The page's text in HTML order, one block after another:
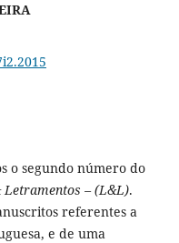
o segundo número do
Letramentos – (L&L).
referentes a
e de uma